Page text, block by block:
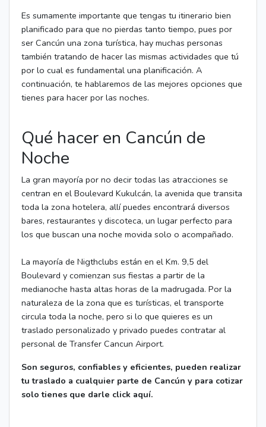
Es sumamente importante que tengas tu itinerario bien
planificado para que no pierdas tanto tiempo, pues por
ser Cancún una zona turística, hay muchas personas
también tratando de hacer las mismas actividades que tú
por lo cual es fundamental una planificación. A
continuación, te hablaremos de las mejores opciones que
tienes para hacer por las noches.
Qué hacer en Cancún de
Noche
La gran mayoría por no decir todas las atracciones se
centran en el Boulevard Kukulcán, la avenida que transita
toda la zona hotelera, allí puedes encontrará diversos
bares, restaurantes y discoteca, un lugar perfecto para
los que buscan una noche movida solo o acompañado.
La mayoría de Nigthclubs están en el Km. 9,5 del
Boulevard y comienzan sus fiestas a partir de la
medianoche hasta altas horas de la madrugada. Por la
naturaleza de la zona que es turísticas, el transporte
circula toda la noche, pero si lo que quieres es un
traslado personalizado y privado puedes contratar al
personal de Transfer Cancun Airport.
Son seguros, confiables y eficientes, pueden realizar
tu traslado a cualquier parte de Cancún y para cotizar
solo tienes que darle click aquí.